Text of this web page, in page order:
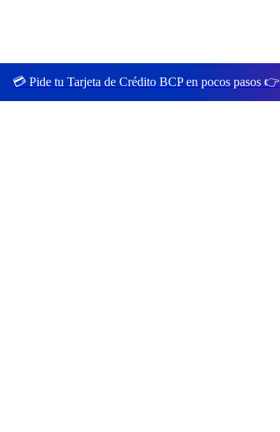
💳 Pide tu Tarjeta de Crédito BCP en pocos pasos 👉